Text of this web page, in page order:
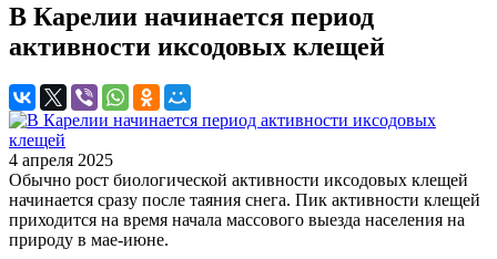
В Карелии начинается период
активности иксодовых клещей
4 апреля 2025
Обычно рост биологической активности иксодовых клещей
начинается сразу после таяния снега. Пик активности клещей
приходится на время начала массового выезда населения на
природу в мае-июне.